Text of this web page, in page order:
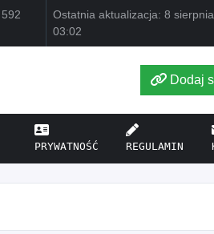
Ostatnia aktualizacja: 8
03:02
Dodaj
PRYWATNOŚĆ REGULAMIN